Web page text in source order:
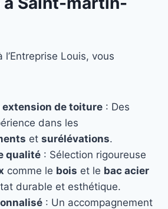
l’Entreprise Louis, vous
extension de toiture : Des
dans les
et surélévations.
qualité : Sélection rigoureuse
comme le bois et le bac acier
durable et esthétique.
: Un accompagnement